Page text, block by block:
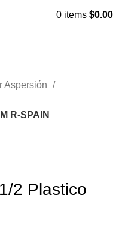
0 items $0.00
Aspersión
R-SPAIN
2 Plastico